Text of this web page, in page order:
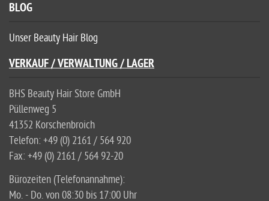
BLOG
Unser Beauty Hair Blog
VERKAUF / VERWALTUNG / LAGER
BHS Beauty Hair Store GmbH
Püllenweg 5
41352 Korschenbroich
Telefon: +49 (0) 2161 / 564 920
Fax: +49 (0) 2161 / 564 92-20
Bürozeiten (Telefonannahme):
Mo. - Do. von 08:30 bis 17:00 Uhr